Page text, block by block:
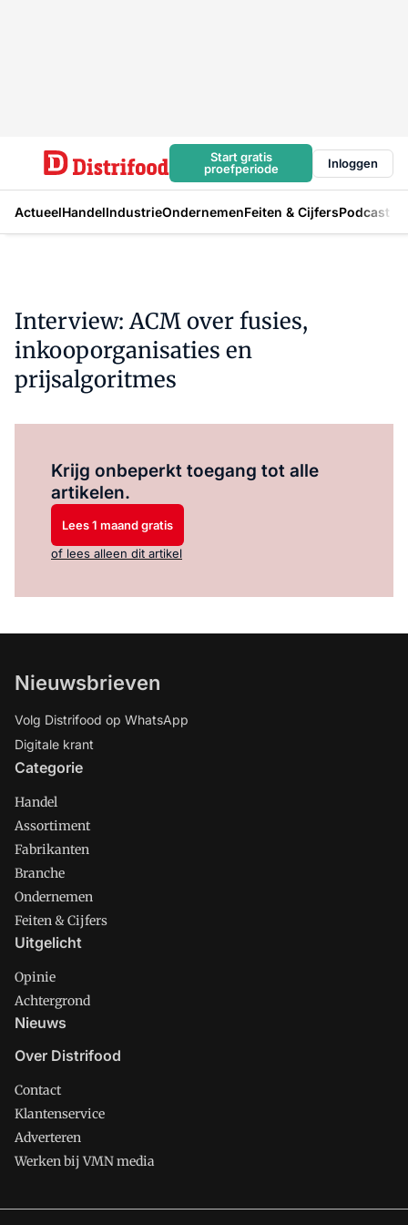
Start gratis
proefperiode
Inloggen
ActueelHandelIndustrieOndernemenFeiten & CijfersPodcast
Interview: ACM over fusies,
inkooporganisaties en
prijsalgoritmes
Krijg onbeperkt toegang tot alle
artikelen.
Lees 1 maand gratis
of lees alleen dit artikel
Nieuwsbrieven
Volg Distrifood op WhatsApp
Digitale krant
Categorie
Handel
Assortiment
Fabrikanten
Branche
Ondernemen
Feiten & Cijfers
Uitgelicht
Opinie
Achtergrond
Nieuws
Over Distrifood
Contact
Klantenservice
Adverteren
Werken bij VMN media